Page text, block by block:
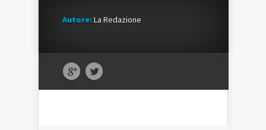
Autore:La Redazione